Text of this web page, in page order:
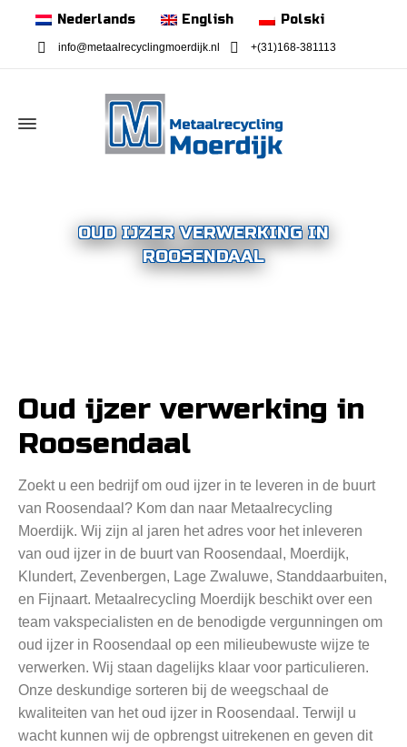
Nederlands English Polski
info@metaalrecyclingmoerdijk.nl +(31)168-381113
OUD IJZER VERWERKING IN
ROOSENDAAL
Oud ijzer verwerking in
Roosendaal
Zoekt u een bedrijf om oud ijzer in te leveren in de buurt
van Roosendaal? Kom dan naar Metaalrecycling
Moerdijk. Wij zijn al jaren het adres voor het inleveren
van oud ijzer in de buurt van Roosendaal, Moerdijk,
Klundert, Zevenbergen, Lage Zwaluwe, Standdaarbuiten,
en Fijnaart. Metaalrecycling Moerdijk beschikt over een
team vakspecialisten en de benodigde vergunningen om
oud ijzer in Roosendaal op een milieubewuste wijze te
verwerken. Wij staan dagelijks klaar voor particulieren.
Onze deskundige sorteren bij de weegschaal de
kwaliteiten van het oud ijzer in Roosendaal. Terwijl u
wacht kunnen wij de opbrengst uitrekenen en geven dit